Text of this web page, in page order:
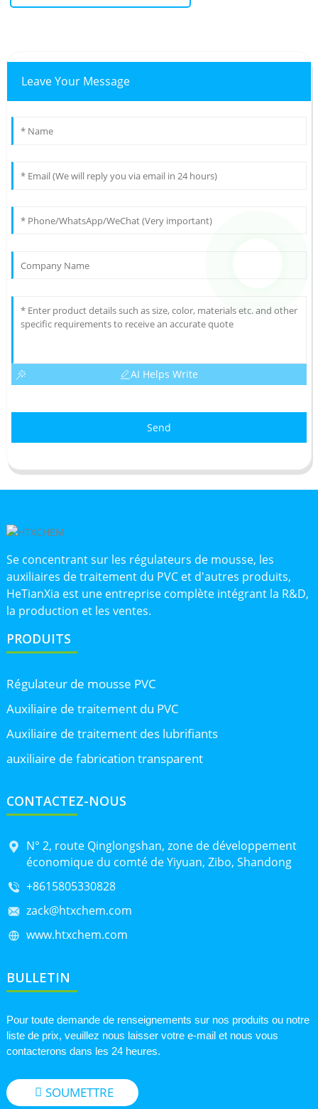
Leave Your Message
AI Helps Write
Send
Se concentrant sur les régulateurs de mousse, les
auxiliaires de traitement du PVC et d'autres produits,
HeTianXia est une entreprise complète intégrant la R&D,
la production et les ventes.
PRODUITS
Régulateur de mousse PVC
Auxiliaire de traitement du PVC
Auxiliaire de traitement des lubrifiants
auxiliaire de fabrication transparent
CONTACTEZ-NOUS
N° 2, route Qinglongshan, zone de développement
économique du comté de Yiyuan, Zibo, Shandong
+8615805330828
zack@htxchem.com
www.htxchem.com
BULLETIN
Pour toute demande de renseignements sur nos produits ou notre
liste de prix, veuillez nous laisser votre e-mail et nous vous
contacterons dans les 24 heures.
SOUMETTRE